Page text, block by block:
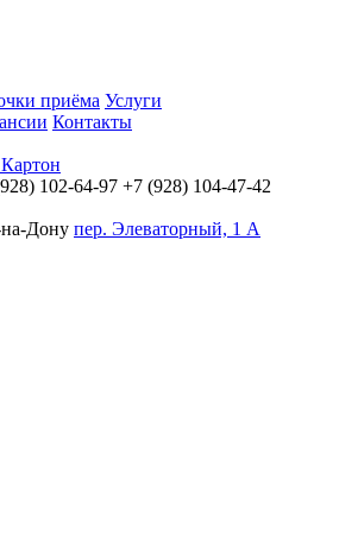
приёма Услуги
Контакты
102-64-97 +7 (928) 104-47-42
Дону пер. Элеваторный, 1 А